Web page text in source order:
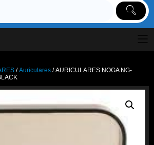
/Auriculares / AURICULARES NOGA NG-